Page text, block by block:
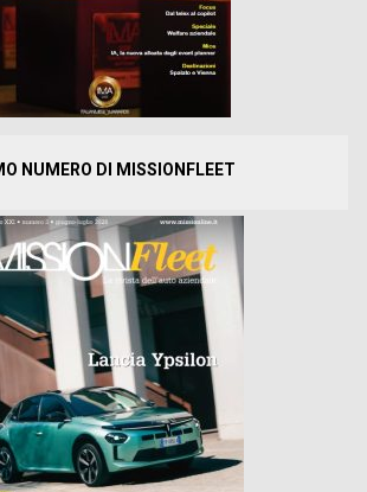
NUMERO DI MISSIONFLEET